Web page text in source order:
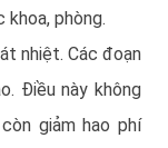
phòng.
nhiệt. Các đoạn
Điều này không
giảm hao phí